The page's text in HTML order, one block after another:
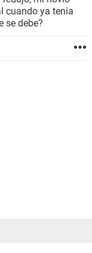
cuando ya tenia
se debe?